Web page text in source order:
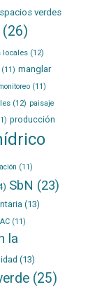
verdes
(26)
locales(12)
manglar
(11)
(12) paisaje
producción
(11)
SbN (23)
(13)
(11)
la
(13)
(25)